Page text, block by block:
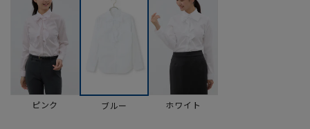
ピンク ブルー ホワイト